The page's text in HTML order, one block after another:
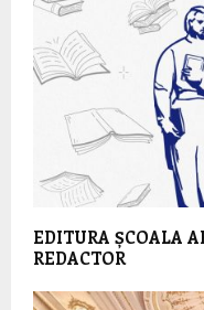
EDITURA ȘCOALA
REDACTOR